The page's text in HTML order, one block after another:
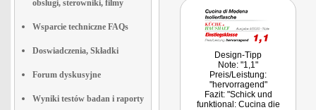
obslugi, sterowniki, filmy
Wsparcie techniczne FAQs
Doswiadczenia, Składki
Forum dyskusyjne
Wyniki testów badan i raporty
Design-Tipp
Note: "1,1"
Preis/Leistung:
"hervorragend"
Fazit: "Schick und
funktional: Cucina die